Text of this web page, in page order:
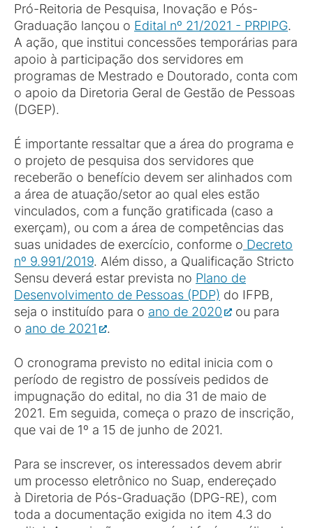
Pró-Reitoria de Pesquisa, Inovação e Pós-
Graduação lançou o Edital nº 21/2021 - PRPIPG.
A ação, que institui concessões temporárias para
apoio à participação dos servidores em
programas de Mestrado e Doutorado, conta com
o apoio da Diretoria Geral de Gestão de Pessoas
(DGEP).
É importante ressaltar que a área do programa e
o projeto de pesquisa dos servidores que
receberão o benefício devem ser alinhados com
a área de atuação/setor ao qual eles estão
vinculados, com a função gratificada (caso a
exerçam), ou com a área de competências das
suas unidades de exercício, conforme o Decreto
nº 9.991/2019. Além disso, a Qualificação Stricto
Sensu deverá estar prevista no Plano de
Desenvolvimento de Pessoas (PDP) do IFPB,
seja o instituído para o ano de 2020
ou para
o ano de 2021 .
O cronograma previsto no edital inicia com o
período de registro de possíveis pedidos de
impugnação do edital, no dia 31 de maio de
2021. Em seguida, começa o prazo de inscrição,
que vai de 1º a 15 de junho de 2021.
Para se inscrever, os interessados devem abrir
um processo eletrônico no Suap, endereçado
à Diretoria de Pós-Graduação (DPG-RE), com
toda a documentação exigida no item 4.3 do